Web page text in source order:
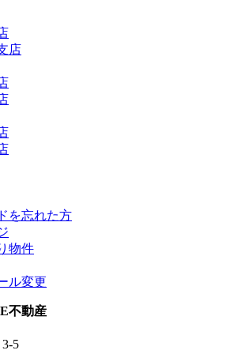
店
を忘れた方
物件
ル変更
不動産
5